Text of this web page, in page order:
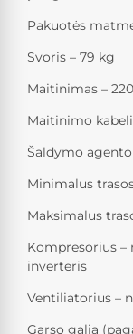
Pakuotės
Svoris – 79 kg
Maitinimas –
Maitinimo
Šaldymo agento
Minimalus
Maksimalus
Kompresorius
inverteris
Ventiliatorius –
Garso galia